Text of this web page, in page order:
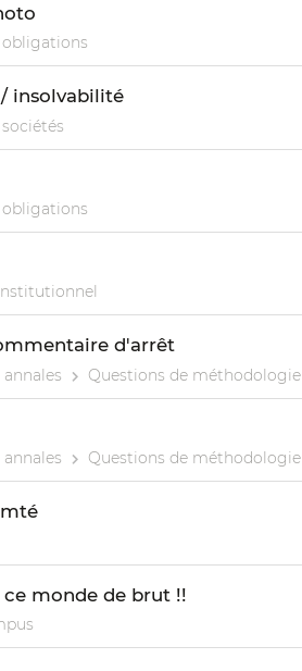
insolvabilité
d'arrêt
Questions de méthodologie
Questions de méthodologie
monde de brut !!